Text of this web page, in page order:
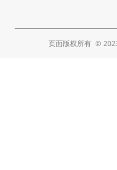
页面版权所有 ©